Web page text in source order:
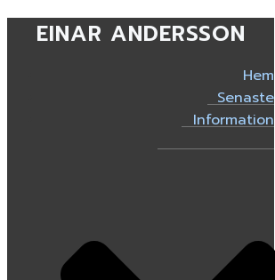
EINAR ANDERSSON
Hem
Senaste
Information